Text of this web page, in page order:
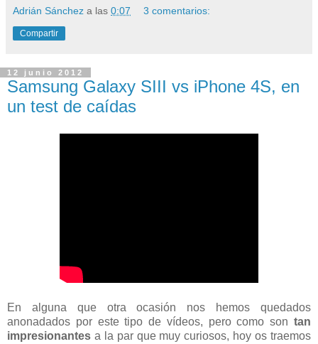
Adrián Sánchez a las 0:07 3 comentarios:
Compartir
12 junio 2012
Samsung Galaxy SIII vs iPhone 4S, en
un test de caídas
En alguna que otra ocasión nos hemos quedados
anonadados por este tipo de vídeos, pero como son tan
impresionantes a la par que muy curiosos, hoy os traemos